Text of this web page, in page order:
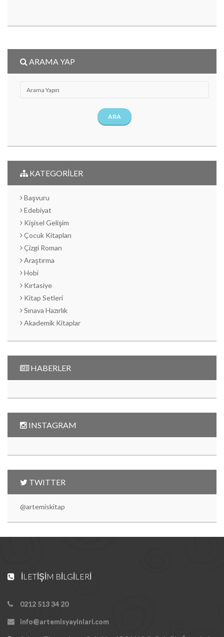
ARAMA YAP
ARA
KATEGORİLER
Başvuru
Edebiyat
Kişisel Gelişim
Çocuk Kitapları
Çizgi Roman
Araştırma
Hobi
Kırtasiye
Kitap Setleri
Sınava Hazırlık
Akademik Kitaplar
HABERLER
INSTAGRAM
TWITTER
@artemiskitap
İLETIŞIM BILGILERI
0212 513 34 20
info@artemisyayinlari.com